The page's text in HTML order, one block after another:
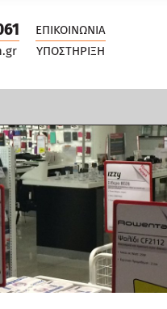
ΕΠΙΚΟΙΝΩΝΙΑ
ΥΠΟΣΤΗΡΙΞΗ